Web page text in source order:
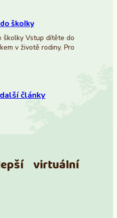
školky
školky Vstup dítěte do
v životě rodiny. Pro
články
virtuální